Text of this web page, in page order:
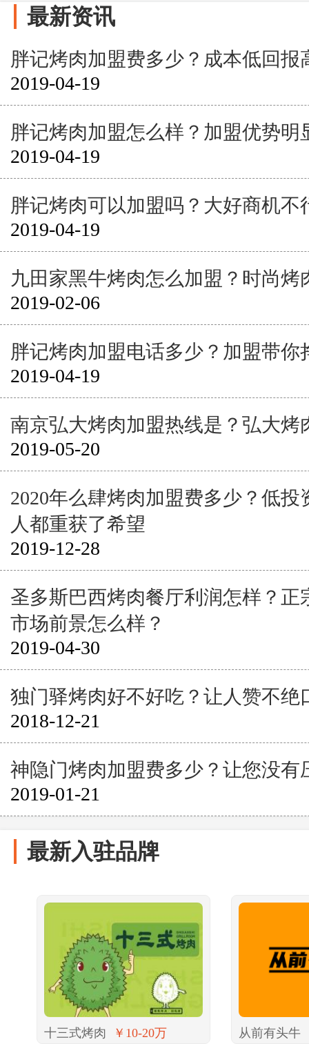
最新资讯
胖记烤肉加盟费多少？成本低回报
2019-04-19
胖记烤肉加盟怎么样？加盟优势明
2019-04-19
胖记烤肉可以加盟吗？大好商机不
2019-04-19
九田家黑牛烤肉怎么加盟？时尚烤
2019-02-06
胖记烤肉加盟电话多少？加盟带你
2019-04-19
南京弘大烤肉加盟热线是？弘大烤
2019-05-20
2020年么肆烤肉加盟费多少？低投
人都重获了希望
2019-12-28
圣多斯巴西烤肉餐厅利润怎样？正
市场前景怎么样？
2019-04-30
独门驿烤肉好不好吃？让人赞不绝
2018-12-21
神隐门烤肉加盟费多少？让您没有
2019-01-21
最新入驻品牌
十三式烤肉 ￥10-20万 从前有头牛